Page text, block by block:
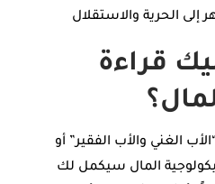
قراءة
الغني والأب الفقير” أو
المال سيكمل لك